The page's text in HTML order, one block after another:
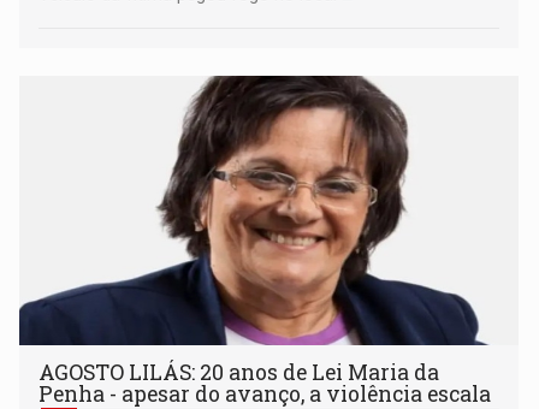
AGOSTO LILÁS: 20 anos de Lei Maria da
Penha - apesar do avanço, a violência escala